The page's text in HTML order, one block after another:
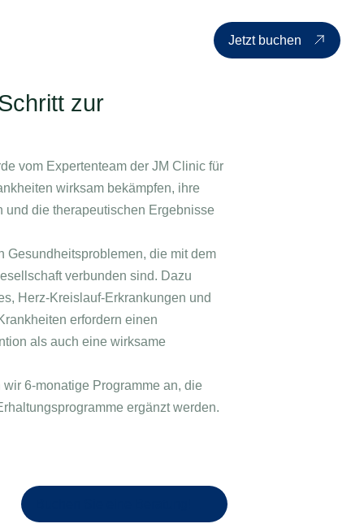
Jetzt buchen
zur
vom Expertenteam der JM Clinic für
wirksam bekämpfen, ihre
und die therapeutischen Ergebnisse
die mit dem
verbunden sind. Dazu
Herz-Kreislauf-Erkrankungen und
erfordern einen
als auch eine wirksame
6-monatige Programme an, die
ergänzt werden.